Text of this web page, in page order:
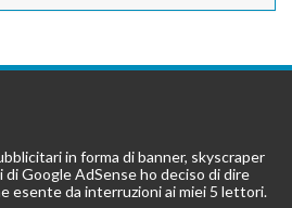
in forma di banner, skyscraper
Google AdSense ho deciso di dire
esente da interruzioni ai miei 5 lettori.